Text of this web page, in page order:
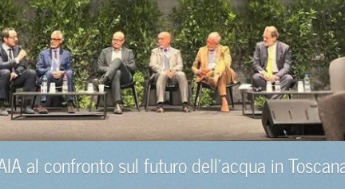
al confronto sul futuro dell’acqua in